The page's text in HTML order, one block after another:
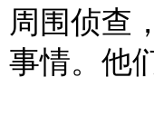
周围侦查
事情。他